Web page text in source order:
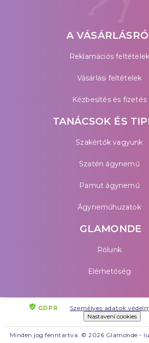
A
Reklamációs feltételek
Vásárlási feltételek
Kézbesítés és fizetés
TANÁCSOK ÉS
Szakértők vagyunk
Szatén ágynemű
Pamut ágynemű
Ágyneműhuzatok
GLAMONDE
Rólunk
Elérhetőség
GDPR Személyes adatok
Nastavení cookies
Minden jog fenntartva. © 2026 Glamonde -